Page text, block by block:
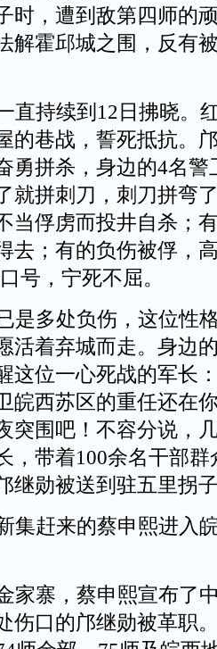
时，遭到敌第四师的
解霍邱城之围，反有
持续到12日拂晓。
的巷战，誓死抵抗。
勇拼杀，身边的4名警
就拼刺刀，刺刀拼弯
当俘虏而投井自杀；
去；有的负伤被俘，
号，宁死不屈。
是多处负伤，这位性
活着弃城而走。身边
这位一心死战的军长
皖西苏区的重任还在
突围吧！不容分说，
，带着100余名干部
继勋被送到驻五里拐
集赶来的蔡申熙进入
家寨，蔡申熙宣布了
伤口的邝继勋被革职